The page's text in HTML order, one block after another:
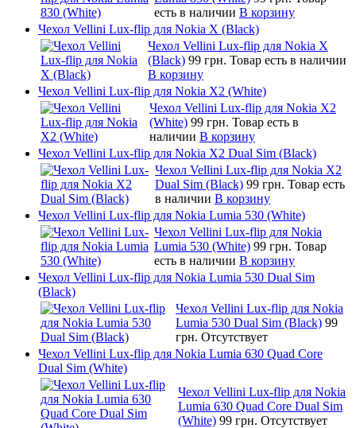
есть в наличии В корзину
Чехол Vellini Lux-flip для Nokia X (Black)
Чехол Vellini Lux-flip для Nokia X
(Black) 99 грн. Товар есть в наличии
В корзину
Чехол Vellini Lux-flip для Nokia X2 (White)
Чехол Vellini Lux-flip для Nokia X2
(White) 99 грн. Товар есть в
наличии В корзину
Чехол Vellini Lux-flip для Nokia X2 Dual Sim (Black)
Чехол Vellini Lux-flip для Nokia X2
Dual Sim (Black) 99 грн. Товар есть
в наличии В корзину
Чехол Vellini Lux-flip для Nokia Lumia 530 (White)
Чехол Vellini Lux-flip для Nokia
Lumia 530 (White) 99 грн. Товар
есть в наличии В корзину
Чехол Vellini Lux-flip для Nokia Lumia 530 Dual Sim
(Black)
Чехол Vellini Lux-flip для Nokia
Lumia 530 Dual Sim (Black) 99
грн. Отсутствует
Чехол Vellini Lux-flip для Nokia Lumia 630 Quad Core
Dual Sim (White)
Чехол Vellini Lux-flip для Nokia
Lumia 630 Quad Core Dual Sim
(White) 99 грн. Отсутствует